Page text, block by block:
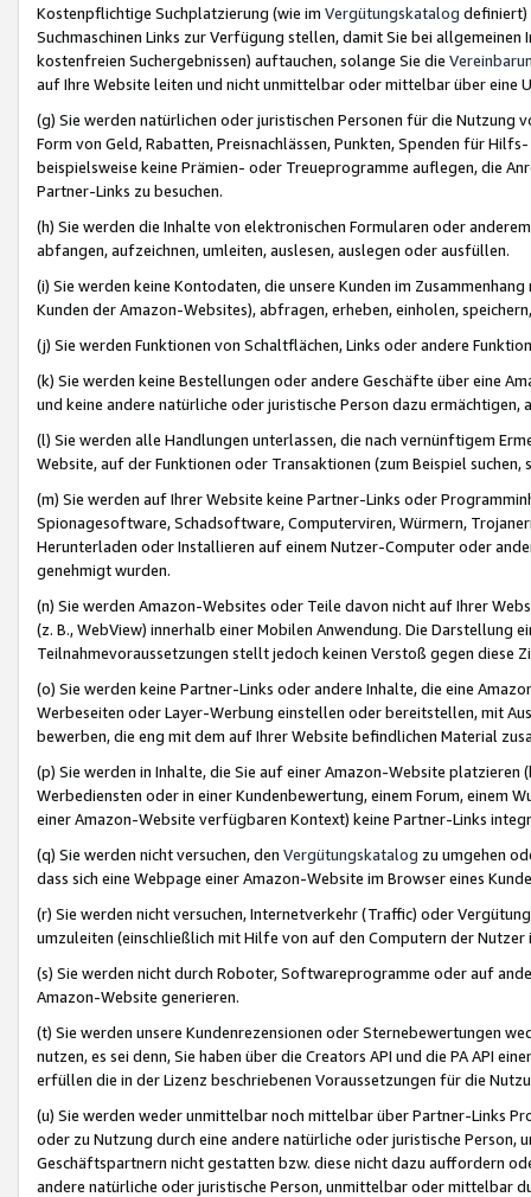
Kostenpflichtige Suchplatzierung (wie im Vergütungskatalog definiert)
Suchmaschinen Links zur Verfügung stellen, damit Sie bei
kostenfreien Suchergebnissen) auftauchen, solange Sie die
auf Ihre Website leiten und nicht unmittelbar oder mittelbar über eine
(g) Sie werden natürlichen oder juristischen Personen für die Nutzung
Form von Geld, Rabatten, Preisnachlässen, Punkten, Spenden für
beispielsweise keine Prämien- oder Treueprogramme auflegen, die
Partner-Links zu besuchen.
(h) Sie werden die Inhalte von elektronischen Formularen oder
abfangen, aufzeichnen, umleiten, auslesen, auslegen oder ausfüllen.
(i) Sie werden keine Kontodaten, die unsere Kunden im
Kunden der Amazon-Websites), abfragen, erheben, einholen,
(j) Sie werden Funktionen von Schaltflächen, Links oder andere
(k) Sie werden keine Bestellungen oder andere Geschäfte über eine
und keine andere natürliche oder juristische Person dazu
(l) Sie werden alle Handlungen unterlassen, die nach vernünftigem
Website, auf der Funktionen oder Transaktionen (zum Beispiel
(m) Sie werden auf Ihrer Website keine Partner-Links oder
Spionagesoftware, Schadsoftware, Computerviren, Würmern,
Herunterladen oder Installieren auf einem Nutzer-Computer oder
genehmigt wurden.
(n) Sie werden Amazon-Websites oder Teile davon nicht auf Ihrer
(z. B., WebView) innerhalb einer Mobilen Anwendung. Die Darstellung
Teilnahmevoraussetzungen stellt jedoch keinen Verstoß gegen diese
(o) Sie werden keine Partner-Links oder andere Inhalte, die eine
Werbeseiten oder Layer-Werbung einstellen oder bereitstellen, mit
bewerben, die eng mit dem auf Ihrer Website befindlichen Material
(p) Sie werden in Inhalte, die Sie auf einer Amazon-Website
Werbediensten oder in einer Kundenbewertung, einem Forum, einem
einer Amazon-Website verfügbaren Kontext) keine Partner-Links
(q) Sie werden nicht versuchen, den Vergütungskatalog zu umgehen
dass sich eine Webpage einer Amazon-Website im Browser eines
(r) Sie werden nicht versuchen, Internetverkehr (Traffic) oder
umzuleiten (einschließlich mit Hilfe von auf den Computern der
(s) Sie werden nicht durch Roboter, Softwareprogramme oder auf
Amazon-Website generieren.
(t) Sie werden unsere Kundenrezensionen oder Sternebewertungen
nutzen, es sei denn, Sie haben über die Creators API und die PA API
erfüllen die in der Lizenz beschriebenen Voraussetzungen für die
(u) Sie werden weder unmittelbar noch mittelbar über Partner-Links
oder zu Nutzung durch eine andere natürliche oder juristische
Geschäftspartnern nicht gestatten bzw. diese nicht dazu auffordern
andere natürliche oder juristische Person, unmittelbar oder mittelbar